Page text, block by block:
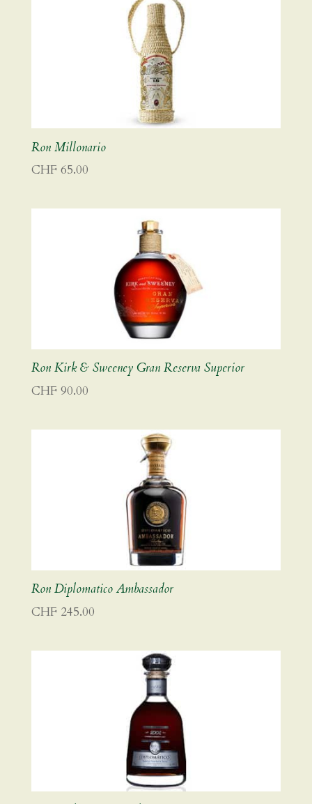
Ron Millonario
CHF 65.00
Ron Kirk & Sweeney Gran Reserva Superior
CHF 90.00
Ron Diplomatico Ambassador
CHF 245.00